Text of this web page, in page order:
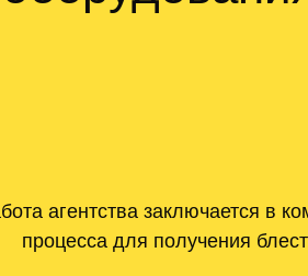
агентства заключается в
процесса для получения